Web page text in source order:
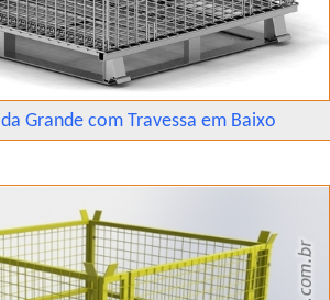
Grande com Travessa em Baixo